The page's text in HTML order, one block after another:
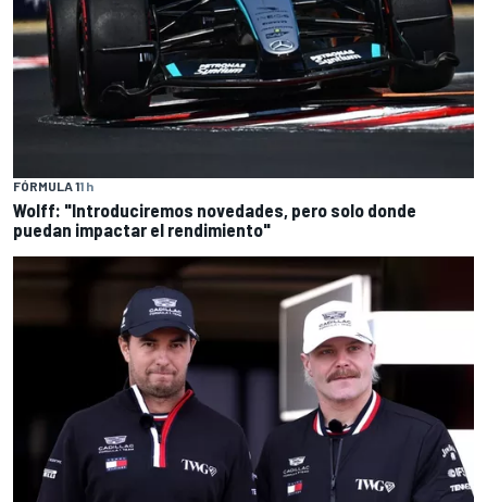
FÓRMULA 11 h
Wolff: "Introduciremos novedades, pero solo donde
puedan impactar el rendimiento"